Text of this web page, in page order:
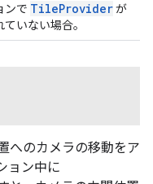
ンで TileProviderが
ていない場合。
へのカメラの移動をア
ョン中に